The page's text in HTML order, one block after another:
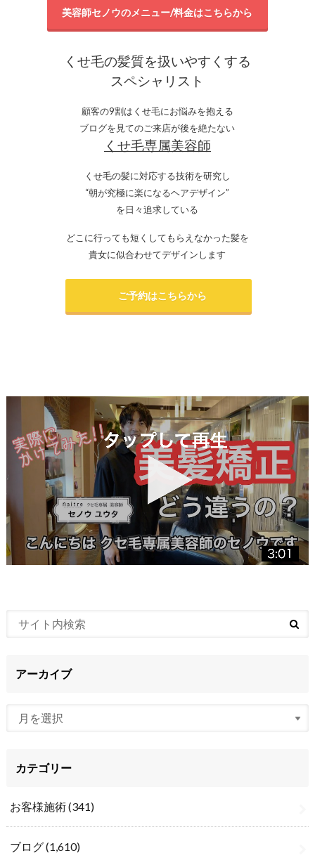
美容師セノウのメニュー/料金はこちらから
くせ毛の髪質を扱いやすくする
スペシャリスト
顧客の9割はくせ毛にお悩みを抱える
ブログを見てのご来店が後を絶たない
くせ毛専属美容師
くせ毛の髪に対応する技術を研究し
“朝が究極に楽になるヘアデザイン”
を日々追求している
どこに行っても短くしてもらえなかった髪を
貴女に似合わせてデザインします
ご予約はこちらから
アーカイブ
カテゴリー
お客様施術(341)
ブログ(1,610)